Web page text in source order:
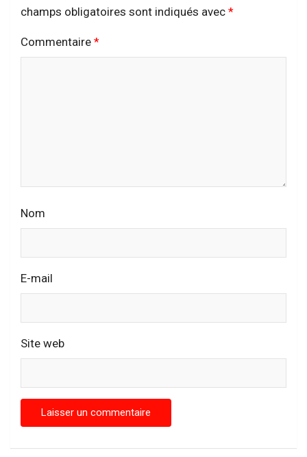
champs obligatoires sont indiqués avec *
Commentaire *
Nom
E-mail
Site web